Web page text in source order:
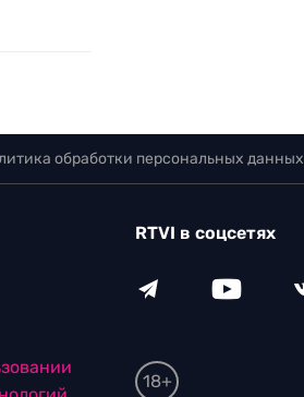
обработки персональных данных
RTVI в соцсетях
18+